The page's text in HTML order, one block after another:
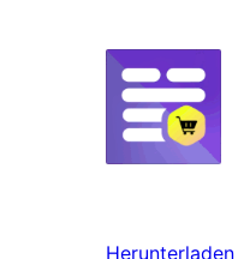
Herunterladen